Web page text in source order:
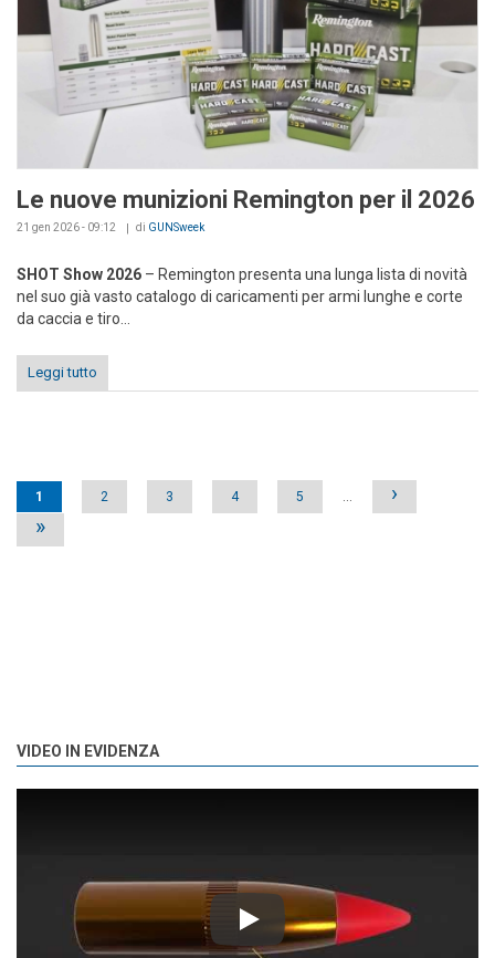
Le nuove munizioni Remington per il 2026
21 gen 2026 - 09:12 di GUNSweek
SHOT Show 2026 – Remington presenta una lunga lista di novità
nel suo già vasto catalogo di caricamenti per armi lunghe e corte
da caccia e tiro...
Leggi tutto
Pages
1 2 3 4 5 …
›
»
VIDEO IN EVIDENZA
Play